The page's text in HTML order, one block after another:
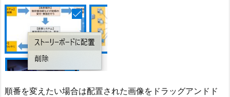
順番を変えたい場合は配置された画像をドラッグアンドド